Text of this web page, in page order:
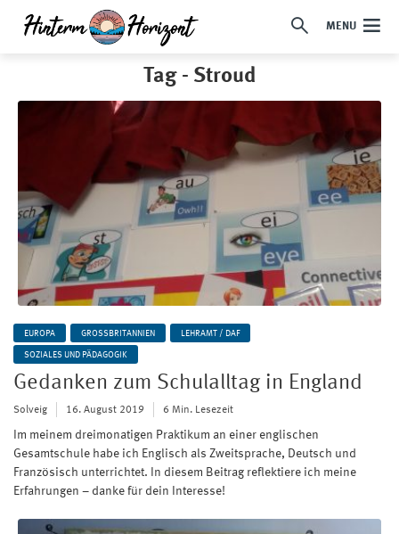
MENU
Tag - Stroud
EUROPA GROSSBRITANNIEN LEHRAMT / DAF
SOZIALES UND PÄDAGOGIK
Gedanken zum Schulalltag in England
Solveig 16. August 2019 6 Min. Lesezeit
Im meinem dreimonatigen Praktikum an einer englischen
Gesamtschule habe ich Englisch als Zweitsprache, Deutsch und
Französisch unterrichtet. In diesem Beitrag reflektiere ich meine
Erfahrungen – danke für dein Interesse!